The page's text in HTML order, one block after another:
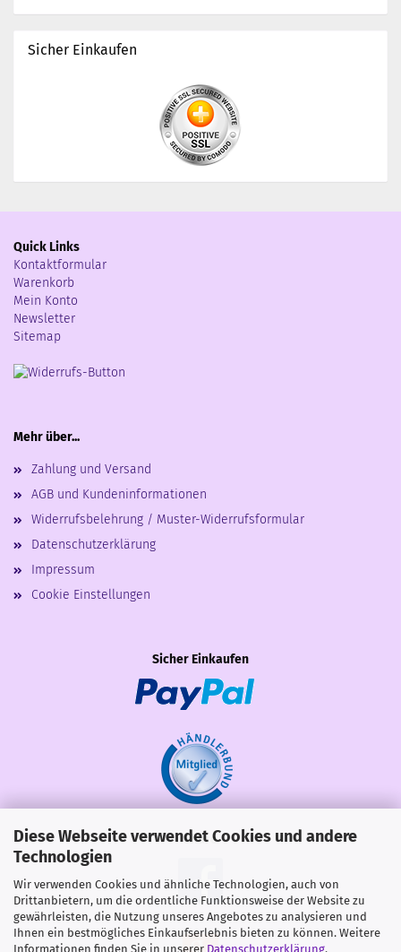
Diese Webseite verwendet Cookies und andere
Technologien
Wir verwenden Cookies und ähnliche Technologien, auch von
Drittanbietern, um die ordentliche Funktionsweise der Website zu
gewährleisten, die Nutzung unseres Angebotes zu analysieren und
Ihnen ein bestmögliches Einkaufserlebnis bieten zu können. Weitere
Informationen finden Sie in unserer Datenschutzerklärung.
Sicher Einkaufen
Quick Links
Kontaktformular
Warenkorb
Mein Konto
Newsletter
Sitemap
Mehr über...
Zahlung und Versand
AGB und Kundeninformationen
Widerrufsbelehrung / Muster-Widerrufsformular
Datenschutzerklärung
Impressum
Cookie Einstellungen
Sicher Einkaufen
Share